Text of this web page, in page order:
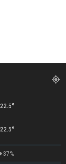
22.5°
22.5°
37%